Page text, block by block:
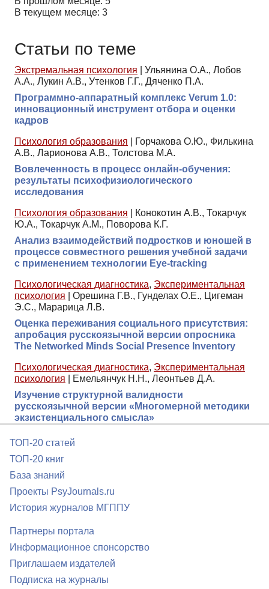
В текущем месяце: 3
Статьи по теме
Экстремальная психология
Ульянина О.А., Лобов
А.А., Лукин А.В., Утенков Г.Г., Дяченко П.А.
Программно-аппаратный комплекс Verum 1.0:
инновационный инструмент отбора и оценки
кадров
Психология образования
Горчакова О.Ю., Филькина
А.В., Ларионова А.В., Толстова М.А.
Вовлеченность в процесс онлайн-обучения:
результаты психофизиологического
исследования
Психология образования
Конокотин А.В., Токарчук
Ю.А., Токарчук А.М., Поворова К.Г.
Анализ взаимодействий подростков и юношей в
процессе совместного решения учебной задачи
с применением технологии Eye-tracking
Психологическая диагностика, Экспериментальная
психология
Орешина Г.В., Гунделах О.Е., Цигеман
Э.С., Марарица Л.В.
Оценка переживания социального присутствия:
апробация русскоязычной версии опросника
The Networked Minds Social Presence Inventory
Психологическая диагностика, Экспериментальная
психология
Емельянчук Н.Н., Леонтьев Д.А.
Изучение структурной валидности
русскоязычной версии «Многомерной методики
экзистенциального смысла»
ТОП-20 статей
ТОП-20 книг
База знаний
Проекты PsyJournals.ru
История журналов МГППУ
Партнеры портала
Информационное спонсорство
Приглашаем издателей
Подписка на журналы